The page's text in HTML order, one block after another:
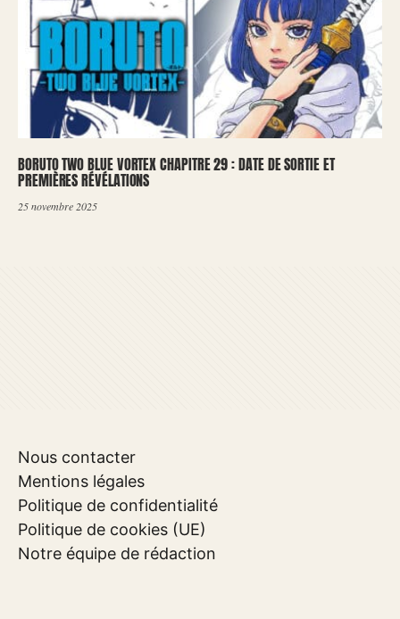
BORUTO TWO BLUE VORTEX CHAPITRE 29 : DATE DE SORTIE ET
PREMIÈRES RÉVÉLATIONS
25 novembre 2025
Nous contacter
Mentions légales
Politique de confidentialité
Politique de cookies (UE)
Notre équipe de rédaction